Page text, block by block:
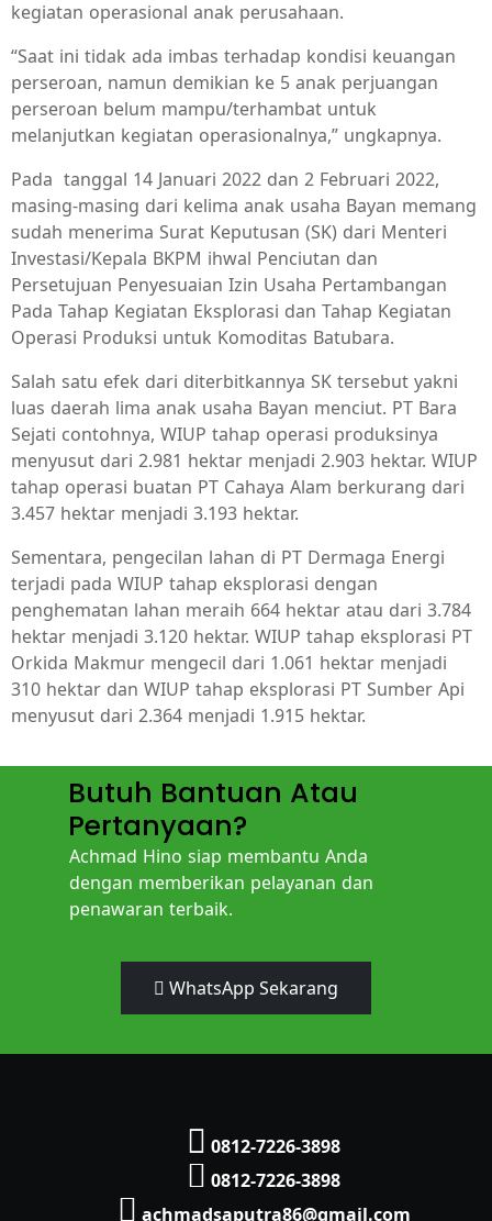
kegiatan operasional anak perusahaan.
“Saat ini tidak ada imbas terhadap kondisi keuangan
perseroan, namun demikian ke 5 anak perjuangan
perseroan belum mampu/terhambat untuk
melanjutkan kegiatan operasionalnya,” ungkapnya.
Pada tanggal 14 Januari 2022 dan 2 Februari 2022,
masing-masing dari kelima anak usaha Bayan memang
sudah menerima Surat Keputusan (SK) dari Menteri
Investasi/Kepala BKPM ihwal Penciutan dan
Persetujuan Penyesuaian Izin Usaha Pertambangan
Pada Tahap Kegiatan Eksplorasi dan Tahap Kegiatan
Operasi Produksi untuk Komoditas Batubara.
Salah satu efek dari diterbitkannya SK tersebut yakni
luas daerah lima anak usaha Bayan menciut. PT Bara
Sejati contohnya, WIUP tahap operasi produksinya
menyusut dari 2.981 hektar menjadi 2.903 hektar. WIUP
tahap operasi buatan PT Cahaya Alam berkurang dari
3.457 hektar menjadi 3.193 hektar.
Sementara, pengecilan lahan di PT Dermaga Energi
terjadi pada WIUP tahap eksplorasi dengan
penghematan lahan meraih 664 hektar atau dari 3.784
hektar menjadi 3.120 hektar. WIUP tahap eksplorasi PT
Orkida Makmur mengecil dari 1.061 hektar menjadi
310 hektar dan WIUP tahap eksplorasi PT Sumber Api
menyusut dari 2.364 menjadi 1.915 hektar.
Butuh Bantuan Atau
Pertanyaan?
Achmad Hino siap membantu Anda
dengan memberikan pelayanan dan
penawaran terbaik.
WhatsApp Sekarang
0812-7226-3898
0812-7226-3898
achmadsaputra86@gmail.com